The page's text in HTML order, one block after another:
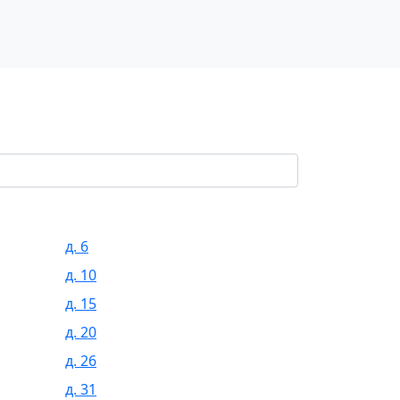
д. 6
д. 10
д. 15
д. 20
д. 26
д. 31